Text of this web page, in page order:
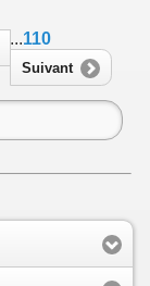
...110
Suivant